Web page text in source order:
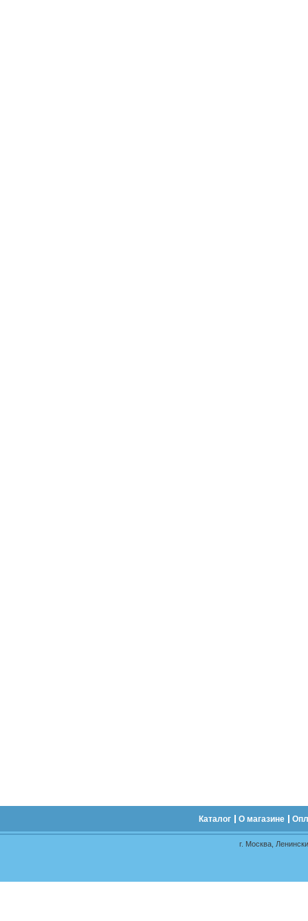
Каталог О магазине
г. Москва,